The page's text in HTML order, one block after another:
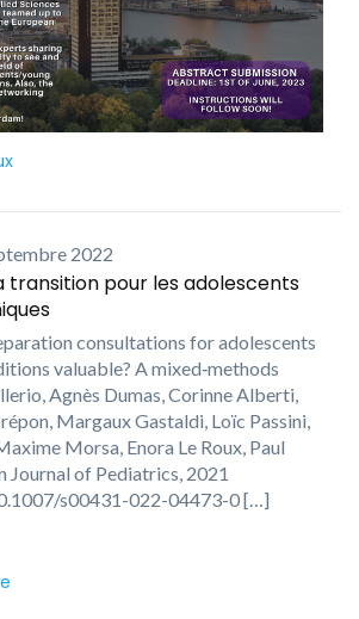
2022
transition pour les adolescents
consultations for adolescents
valuable? A mixed‑methods
Agnès Dumas, Corinne Alberti,
Margaux Gastaldi, Loïc Passini,
Morsa, Enora Le Roux, Paul
Journal of Pediatrics, 2021
s00431-022-04473-0 […]